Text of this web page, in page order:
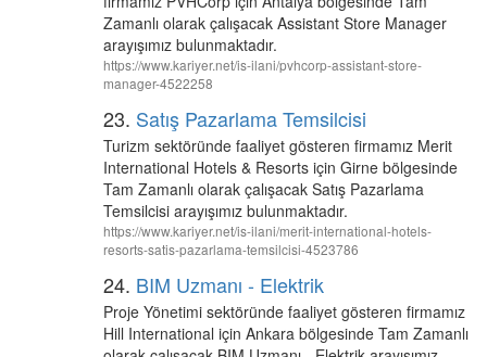
Zamanlı olarak çalışacak Assistant Store Manager
arayışımız bulunmaktadır.
https://www.kariyer.net/is-ilani/pvhcorp-assistant-store-
manager-4522258
23. Satış Pazarlama Temsilcisi
Turizm sektöründe faaliyet gösteren firmamız Merit
International Hotels & Resorts için Girne bölgesinde
Tam Zamanlı olarak çalışacak Satış Pazarlama
Temsilcisi arayışımız bulunmaktadır.
https://www.kariyer.net/is-ilani/merit-international-hotels-
resorts-satis-pazarlama-temsilcisi-4523786
24. BIM Uzmanı - Elektrik
Proje Yönetimi sektöründe faaliyet gösteren firmamız
Hill International için Ankara bölgesinde Tam Zamanlı